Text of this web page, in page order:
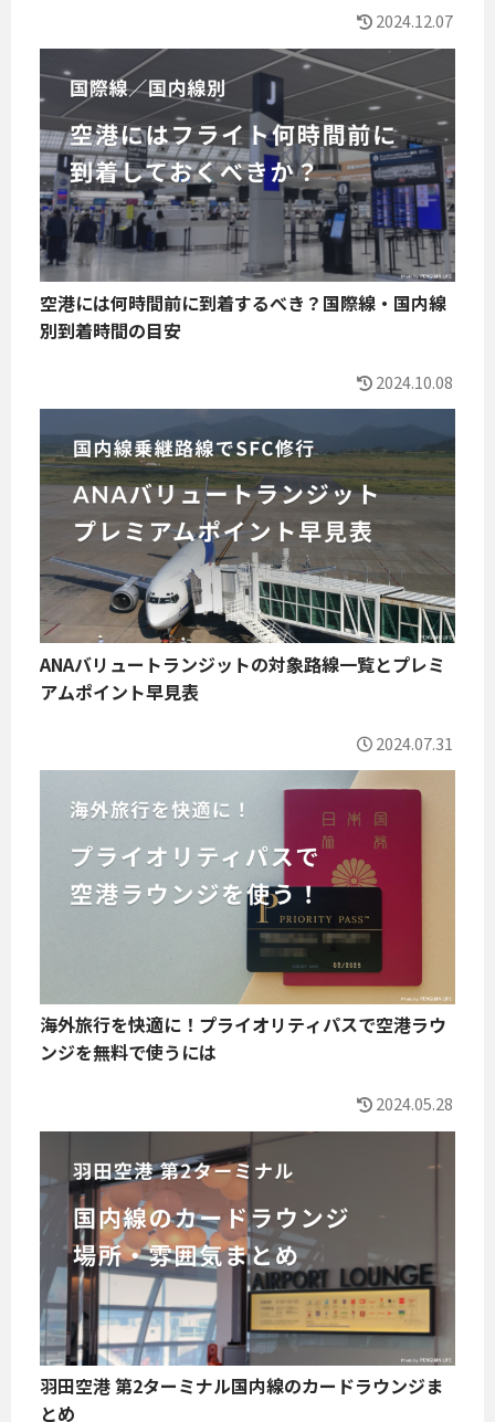
2024.12.07
空港には何時間前に到着するべき？国際線・国内線
別到着時間の目安
2024.10.08
ANAバリュートランジットの対象路線一覧とプレミ
アムポイント早見表
2024.07.31
海外旅行を快適に！プライオリティパスで空港ラウ
ンジを無料で使うには
2024.05.28
羽田空港 第2ターミナル国内線のカードラウンジま
とめ